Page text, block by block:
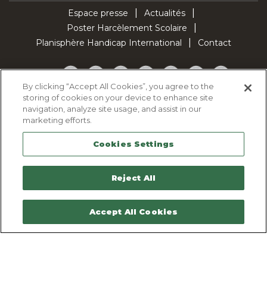
Espace presse
Actualités
Poster Harcèlement Scolaire
Planisphère Handicap International
Contact
Facebook
TwitterYouTubePinterestInstagramLinkedInTikTok
Politique d'utilisation des cookies
Politique de confidentialité
Mentions légales
Plan du site
Contactez-nous
By clicking “Accept All Cookies”, you agree to the
storing of cookies on your device to enhance site
navigation, analyze site usage, and assist in our
marketing efforts.
Cookies Settings
Reject All
Accept All Cookies